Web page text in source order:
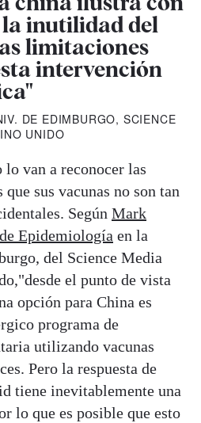
inutilidad del
limitaciones
intervención
DE EDIMBURGO, SCIENCE
UNIDO
van a reconocer las
sus vacunas no son tan
Según Mark
Epidemiología en la
del Science Media
el punto de vista
opción para China es
programa de
utilizando vacunas
Pero la respuesta de
tiene inevitablemente una
lo que es posible que esto